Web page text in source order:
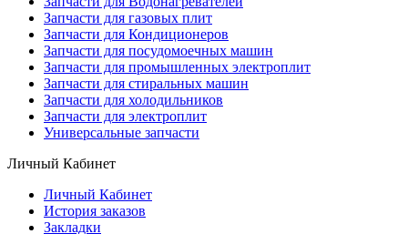
Запчасти для газовых плит
Запчасти для Кондиционеров
Запчасти для посудомоечных машин
Запчасти для промышленных электроплит
Запчасти для стиральных машин
Запчасти для холодильников
Запчасти для электроплит
Универсальные запчасти
Личный Кабинет
Личный Кабинет
История заказов
Закладки